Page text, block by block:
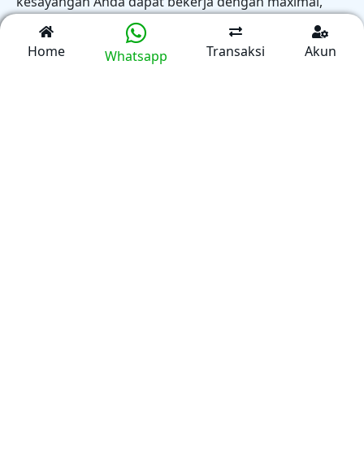
dan awet umur pemakaianya. Apabila anda lalai
dalam melakukan perawatan maka AC anda Akan
mudah mengalami problem.
Home Whatsapp Transaksi Akun